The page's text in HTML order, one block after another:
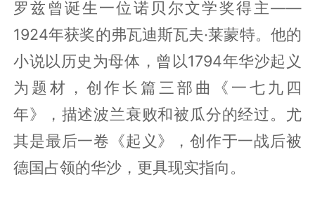
罗兹曾诞生一位诺贝尔文学奖得主——
1924年获奖的弗瓦迪斯瓦夫·莱蒙特。他的
小说以历史为母体，曾以1794年华沙起义
为题材，创作长篇三部曲《一七九四
年》，描述波兰衰败和被瓜分的经过。尤
其是最后一卷《起义》，创作于一战后被
德国占领的华沙，更具现实指向。